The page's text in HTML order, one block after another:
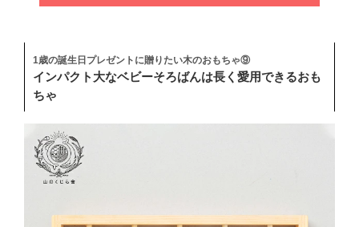
1歳の誕生日プレゼントに贈りたい木のおもちゃ⑨
インパクト大なベビーそろばんは長く愛用できるおも
ちゃ